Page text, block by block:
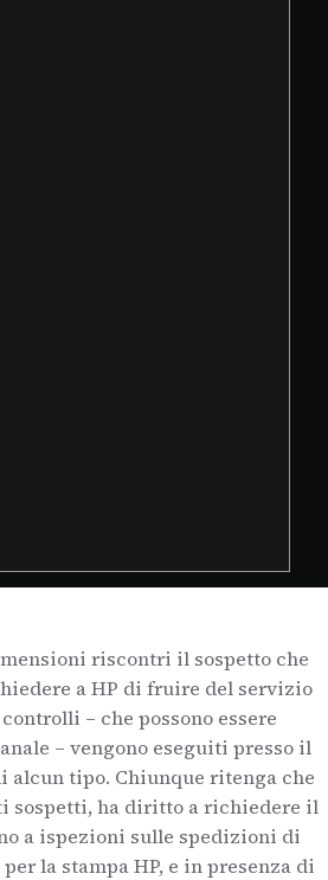
riscontri il sospetto che
a HP di fruire del servizio
– che possono essere
– vengono eseguiti presso il
alcun tipo. Chiunque ritenga che
sospetti, ha diritto a richiedere il
a ispezioni sulle spedizioni di
la stampa HP, e in presenza di